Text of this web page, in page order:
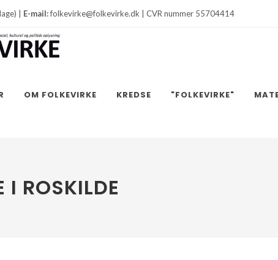
| E-mail:folkevirke@folkevirke.dk | CVR nummer 55704414
OM FOLKEVIRKE KREDSE "FOLKEVIRKE"
I ROSKILDE